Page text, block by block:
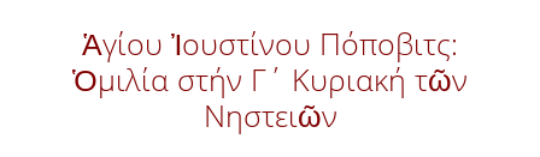
Ἁγίου Ἰουστίνου Πόποβιτς:
Ὁμιλία στήν Γ΄ Κυριακή τῶν
Νηστειῶν